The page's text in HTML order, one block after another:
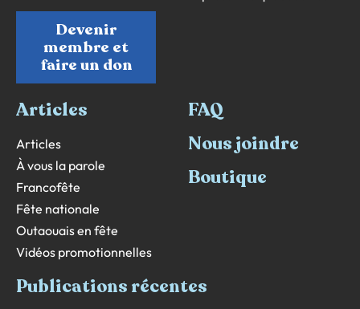
Devenir
membre et
faire un don
Articles
Articles
À vous la parole
Francofête
Fête nationale
Outaouais en fête
Vidéos promotionnelles
FAQ
Nous joindre
Boutique
Publications récentes